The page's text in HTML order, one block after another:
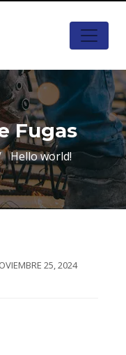
Fugas
Hello world!
25, 2024